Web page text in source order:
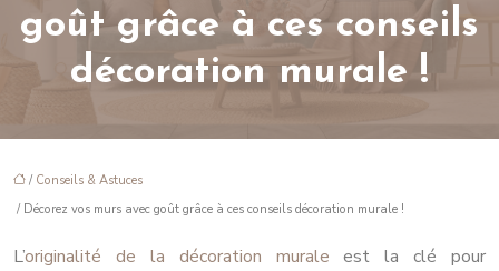
goût grâce à ces conseils
décoration murale !
/ Conseils & Astuces
/ Décorez vos murs avec goût grâce à ces conseils décoration murale !
L’originalité de la décoration murale est la clé pour